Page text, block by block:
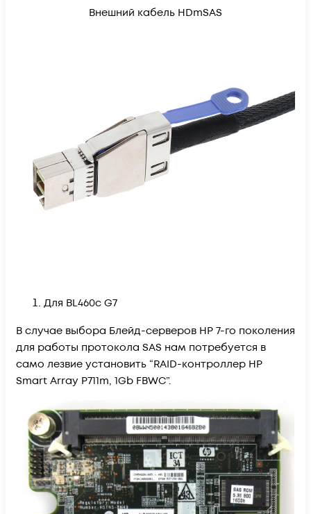
Внешний кабель HDmSAS
Для BL460c G7
В случае выбора Блейд-серверов HP 7-го поколения
для работы протокола SAS нам потребуется в
само лезвие установить “RAID-контроллер HP
Smart Array P711m, 1Gb FBWC”.